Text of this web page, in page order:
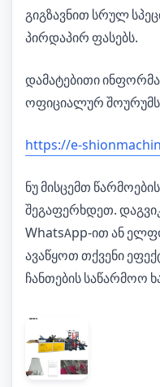
გიგზავნით სრულ
პირდაპირ ფასებს.
დამატებითი
ოფიციალურ
https://e-
ნუ მისცემთ
შეგაფერხდეთ.
WhatsApp-ით ან
ავაწყოთ თქვენი
ჩანთების საწარმოო